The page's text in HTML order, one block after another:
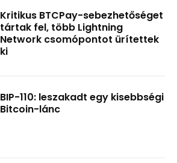
Kritikus BTCPay-sebezhetőséget
tártak fel, több Lightning
Network csomópontot ürítettek
ki
BIP-110: leszakadt egy kisebbségi
Bitcoin-lánc